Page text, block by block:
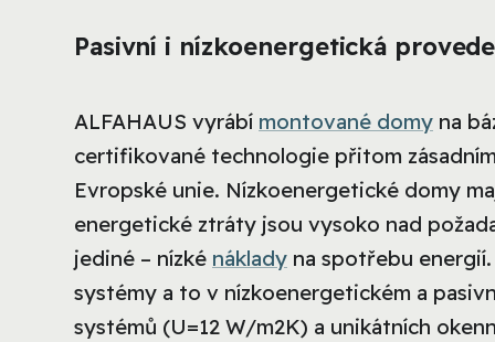
Pasivní i nízkoenergetická
ALFAHAUS vyrábí montované domy na
certifikované technologie přitom
Evropské unie. Nízkoenergetické domy
energetické ztráty jsou vysoko nad
jediné – nízké náklady na spotřebu
systémy a to v nízkoenergetickém a
systémů (U=12 W/m2K) a unikátních